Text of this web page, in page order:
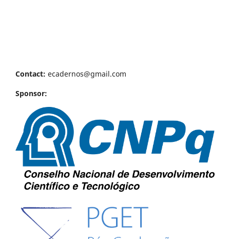
Contact: ecadernos@gmail.com
Sponsor: